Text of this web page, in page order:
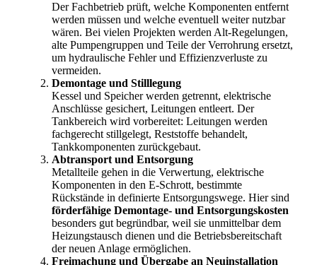
Der Fachbetrieb prüft, welche Komponenten entfernt
werden müssen und welche eventuell weiter nutzbar
wären. Bei vielen Projekten werden Alt-Regelungen,
alte Pumpengruppen und Teile der Verrohrung ersetzt,
um hydraulische Fehler und Effizienzverluste zu
vermeiden.
Demontage und Stilllegung
Kessel und Speicher werden getrennt, elektrische
Anschlüsse gesichert, Leitungen entleert. Der
Tankbereich wird vorbereitet: Leitungen werden
fachgerecht stillgelegt, Reststoffe behandelt,
Tankkomponenten zurückgebaut.
Abtransport und Entsorgung
Metallteile gehen in die Verwertung, elektrische
Komponenten in den E-Schrott, bestimmte
Rückstände in definierte Entsorgungswege. Hier sind
förderfähige Demontage- und Entsorgungskosten
besonders gut begründbar, weil sie unmittelbar dem
Heizungstausch dienen und die Betriebsbereitschaft
der neuen Anlage ermöglichen.
Freimachung und Übergabe an Neuinstallation